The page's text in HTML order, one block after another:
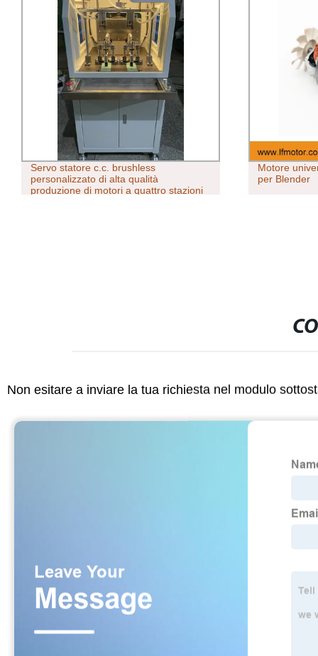
statore c.c. brushless
di alta qualità
di motori a quattro stazioni
Motore universale AC
Non esitare a inviare la tua richiesta nel modulo